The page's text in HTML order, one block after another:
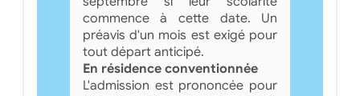
commence à cette date. Un
préavis d'un mois est exigé pour
tout départ anticipé.
En résidence conventionnée
L'admission est prononcée pour